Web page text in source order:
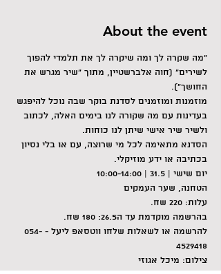
About the event
"מה שקרה לך ומה שיקרה לך את תלמדי להפוך
לשירים" (חוה אלברשטיין, מתוך "שיר מגרש את
החושך").
מוזמנות ומוזמנים לסדנת בוקר שבה נוכל להיפגש
בעדינות עם מה שקורה לנו בימים האלה, לכתוב
ולשיר שיר אישי שיתן לנו כוחות.
הסדנא מתאימה לכל מי שרוצה, עם או בלי נסיון
בכתיבה או ידע מוזיקלי.
יום שישי | 31.5 | 10:00-14:00
הטחנה, שער העמקים
עלות: 220 שח.
בהרשמה מוקדמת עד ה26.5: 180 שח.
להרשמה או לשאלות שלחו ווטסאפ ליעל - 054-
4529418
צילום: מיכל אגוזי